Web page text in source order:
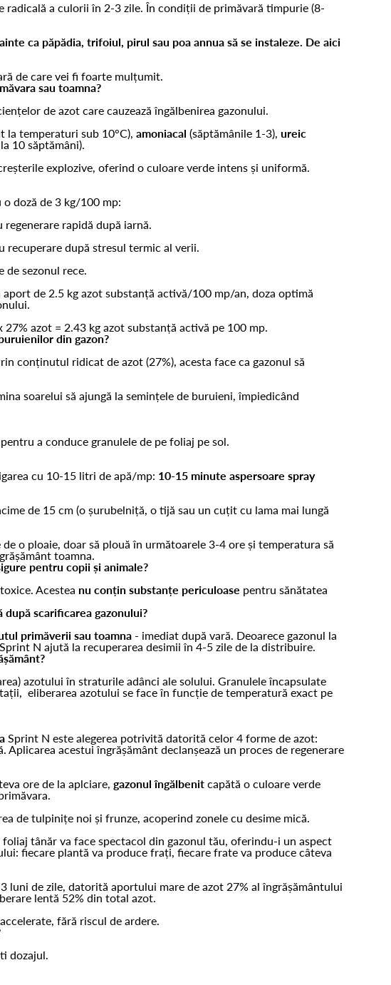
radicală a culorii în 2-3 zile. În condiții de primăvară timpurie (8-
ca păpădia, trifoiul, pirul sau poa annua să se instaleze. De aici
de care vei fi foarte mulțumit.
sau toamna?
de azot care cauzează îngălbenirea gazonului.
la temperaturi sub 10°C), amoniacal (săptămânile 1-3), ureic
10 săptămâni).
explozive, oferind o culoare verde intens și uniformă.
doză de 3 kg/100 mp:
rapidă după iarnă.
recuperare după stresul termic al verii.
sezonul rece.
aport de 2.5 kg azot substanță activă/100 mp/an, doza optimă
azot = 2.43 kg azot substanță activă pe 100 mp.
din gazon?
conținutul ridicat de azot (27%), acesta face ca gazonul să
soarelui să ajungă la semințele de buruieni, împiedicând
a conduce granulele de pe foliaj pe sol.
cu 10-15 litri de apă/mp: 10-15 minute aspersoare spray
de 15 cm (o șurubelniță, o tijă sau un cuțit cu lama mai lungă
o ploaie, doar să plouă în următoarele 3-4 ore și temperatura să
toamna.
pentru copii și animale?
Acestea nu conțin substanțe periculoase pentru sănătatea
după scarificarea gazonului?
primăverii sau toamna - imediat după vară. Deoarece gazonul la
N ajută la recuperarea desimii în 4-5 zile de la distribuire.
azotului în straturile adânci ale solului. Granulele încapsulate
eliberarea azotului se face în funcție de temperatură exact pe
Sprint N este alegerea potrivită datorită celor 4 forme de azot:
acestui îngrășământ declanșează un proces de regenerare
ore de la aplciare, gazonul îngălbenit capătă o culoare verde
de tulpinițe noi și frunze, acoperind zonele cu desime mică.
tânăr va face spectacol din gazonul tău, oferindu-i un aspect
fiecare plantă va produce frați, fiecare frate va produce câteva
luni de zile, datorită aportului mare de azot 27% al îngrășământului
lentă 52% din total azot.
fără riscul de ardere.
dozajul.